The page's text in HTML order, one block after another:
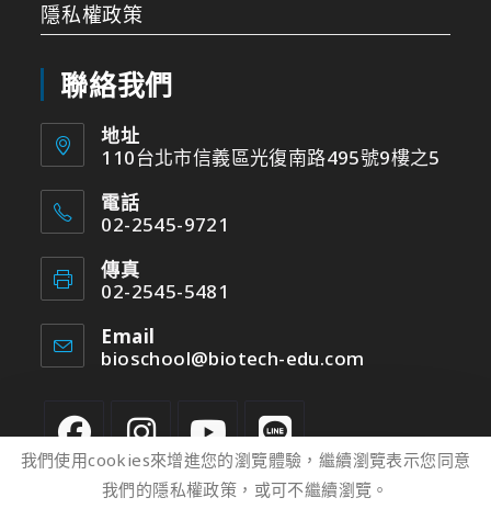
隱私權政策
聯絡我們
地址
110台北市信義區光復南路495號9樓之5
電話
02-2545-9721
傳真
02-2545-5481
Email
bioschool@biotech-edu.com
我們使用cookies來增進您的瀏覽體驗，繼續瀏覽表示您同意
我們的隱私權政策，或可不繼續瀏覽。